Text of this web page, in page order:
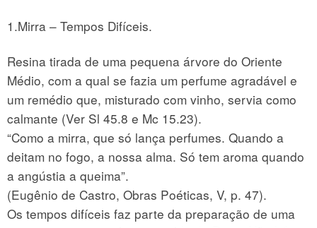
1.Mirra – Tempos Difíceis.
Resina tirada de uma pequena árvore do Oriente
Médio, com a qual se fazia um perfume agradável e
um remédio que, misturado com vinho, servia como
calmante (Ver Sl 45.8 e Mc 15.23).
“Como a mirra, que só lança perfumes. Quando a
deitam no fogo, a nossa alma. Só tem aroma quando
a angústia a queima”.
(Eugênio de Castro, Obras Poéticas, V, p. 47).
Os tempos difíceis faz parte da preparação de uma